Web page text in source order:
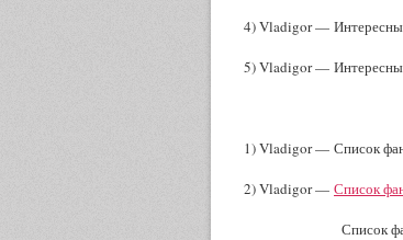
4) Vladigor —
5) Vladigor —
1) Vladigor — Список
2) Vladigor — Список
Список